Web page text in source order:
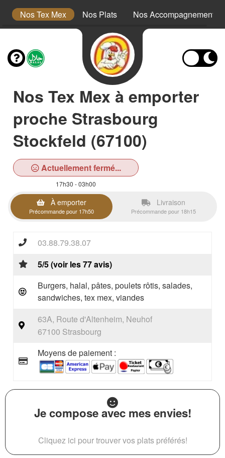
Nos Tex Mex Nos Plats Nos Accompagnements
Nos Tex Mex à emporter
proche Strasbourg
Stockfeld (67100)
Actuellement fermé...
17h30 - 03h00
À emporter
Précommande pour 17h50
Livraison
Précommande pour 18h15
03.88.79.38.07
5/5 (voir les 77 avis)
Burgers, halal, pâtes, poulets rôtis, salades,
sandwiches, tex mex, viandes
63A, Route d'Altenheim, Neuhof
67100 Strasbourg
Moyens de paiement :
Je compose avec mes envies!
Cliquez ici pour trouver vos plats préférés!